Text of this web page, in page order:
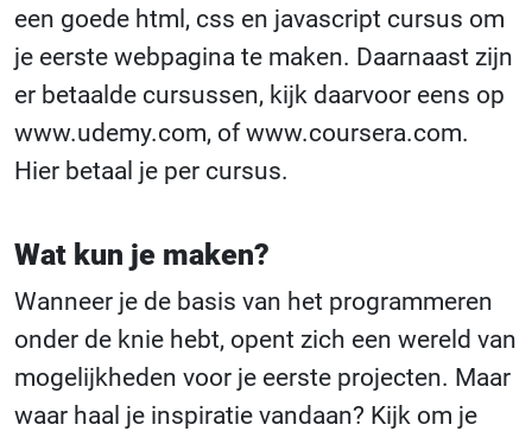
een goede html, css en javascript cursus om
je eerste webpagina te maken. Daarnaast zijn
er betaalde cursussen, kijk daarvoor eens op
www.udemy.com, of www.coursera.com.
Hier betaal je per cursus.
Wat kun je maken?
Wanneer je de basis van het programmeren
onder de knie hebt, opent zich een wereld van
mogelijkheden voor je eerste projecten. Maar
waar haal je inspiratie vandaan? Kijk om je